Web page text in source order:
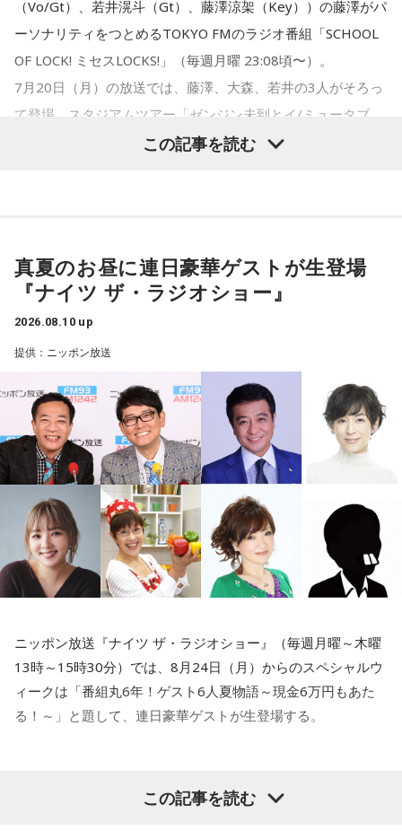
（Vo/Gt）、若井滉斗（Gt）、藤澤涼架（Key））の藤澤がパ
ーソナリティをつとめるTOKYO FMのラジオ番組「SCHOOL
OF LOCK! ミセスLOCKS!」（毎週月曜 23:08頃〜）。
7月20日（月）の放送では、藤澤、大森、若井の3人がそろっ
て登場。スタジアムツアー「ゼンジン未到とイ/ミュータブ
ル〜間奏編〜」などの話題も深まる中、ライブに参戦した生
（写真左から）Mrs. GREEN APPLE 大森元貴、藤澤涼架、若
＜リスナーからのメッセージ＞
こんばんは！ 先日開催された「ゼンジン未到とイ/ミュータブ
ル」に彼女と参戦しました。
ライブの次の日が彼女の誕生日で、「このまま終わってほし
くない」と思えるほど2人で最高の思い出になりました。
そして！ 私は彼女にもう1つの誕生日プレゼントとして婚約
指輪を渡し、プロポーズをしました。喜んで受け取ってもら
に行ってそのままの流れで渡すのはとても緊張しましたが、
背中を押してくれたのはミセス先生たちです。本当にありが
とうございました！（宮城県 22歳 男の子）
大森：えー！ ありがとう！ うれしいですね！ だってすごい
この記事を読む
真夏のお昼に連日豪華ゲストが生登場
『ナイツ ザ・ラジオショー』
2026.08.10 up
提供：ニッポン放送
ニッポン放送『ナイツ ザ・ラジオショー』（毎週月曜～木曜
13時～15時30分）では、8月24日（月）からのスペシャルウ
ィークは「番組丸6年！ゲスト6人夏物語～現金6万円もあた
る！～」と題して、連日豪華ゲストが生登場する。
と、番組初登場の俳優・鈴木保奈美。長年芸能界で活躍し続
この記事を読む